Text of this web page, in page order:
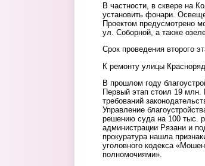
В частности, в сквере на
установить фонари.
Проектом предусмотрено
ул. Соборной, а также
Срок проведения второго
К ремонту улицы
В прошлом году
Первый этап стоил 19
требований
Управление
решению суда на 100 тыс.
администрации Рязани и
прокуратура нашла
уголовного кодекса
полномочиями».